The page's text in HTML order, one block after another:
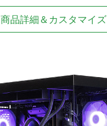
商品詳細＆カスタマイズ